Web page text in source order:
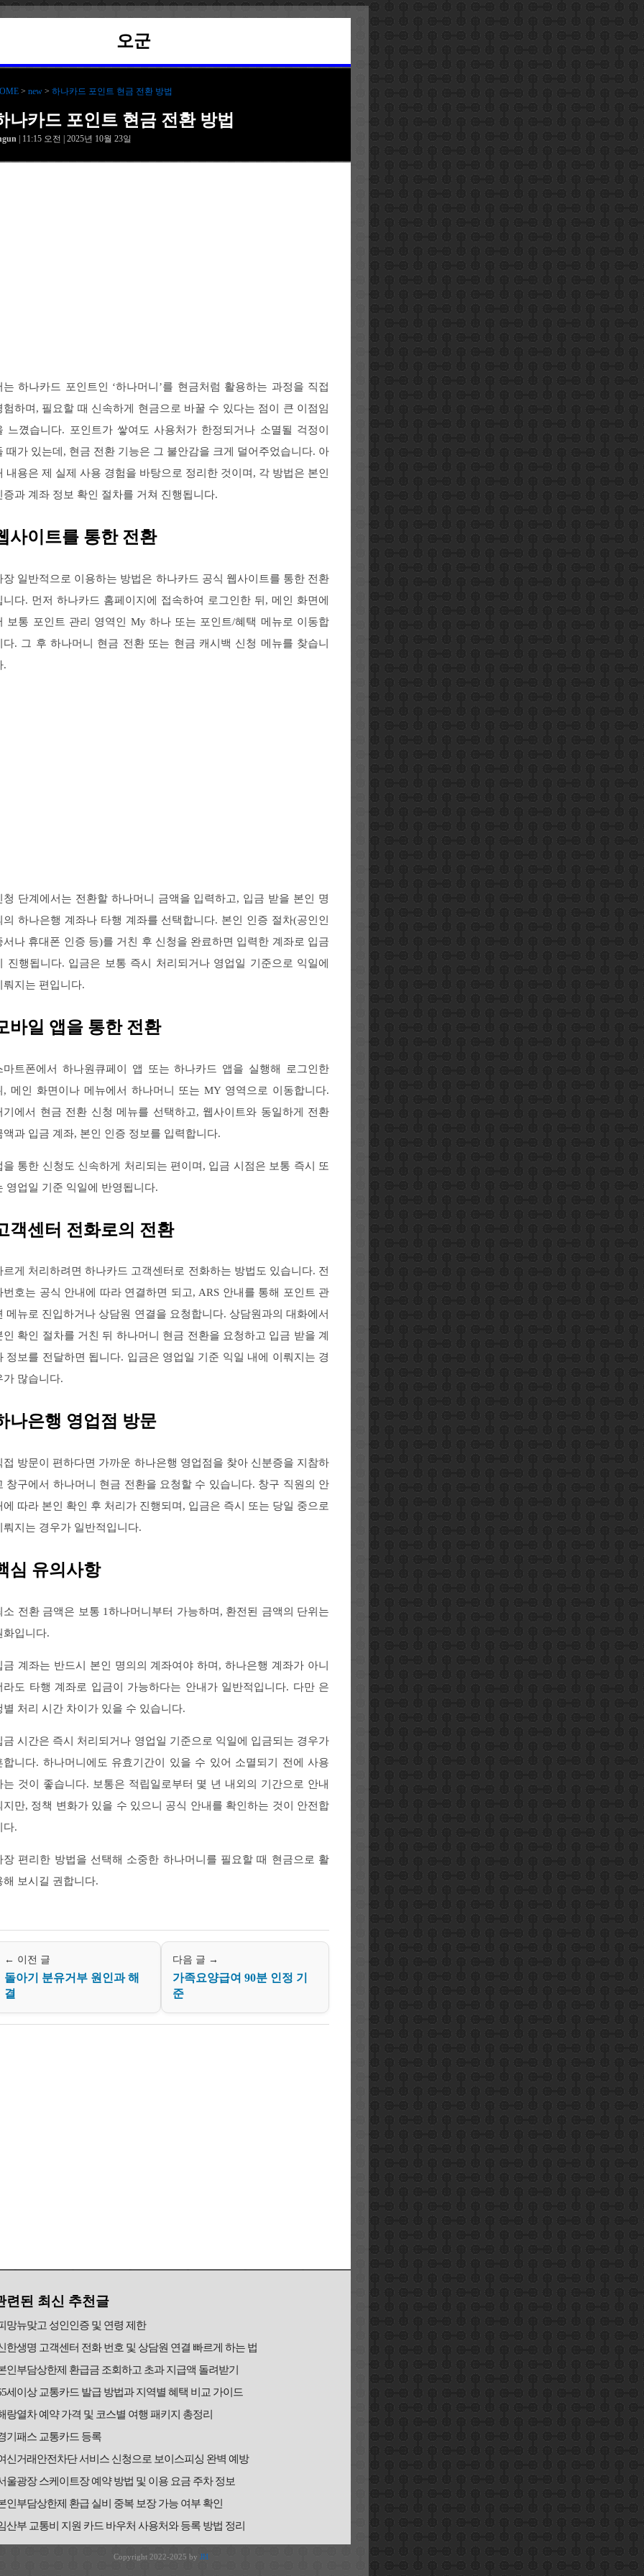
오군
> new > 하나카드 포인트 현금 전환 방법
나카드 포인트 현금 전환 방법
| 11:15 오전 | 2025년 10월 23일
는 하나카드 포인트인 ‘하나머니’를 현금처럼 활용하는 과정을 직접
험하며, 필요할 때 신속하게 현금으로 바꿀 수 있다는 점이 큰 이점임
느꼈습니다. 포인트가 쌓여도 사용처가 한정되거나 소멸될 걱정이
때가 있는데, 현금 전환 기능은 그 불안감을 크게 덜어주었습니다. 아
내용은 제 실제 사용 경험을 바탕으로 정리한 것이며, 각 방법은 본인
증과 계좌 정보 확인 절차를 거쳐 진행됩니다.
사이트를 통한 전환
장 일반적으로 이용하는 방법은 하나카드 공식 웹사이트를 통한 전환
니다. 먼저 하나카드 홈페이지에 접속하여 로그인한 뒤, 메인 화면에
보통 포인트 관리 영역인 My 하나 또는 포인트/혜택 메뉴로 이동합
다. 그 후 하나머니 현금 전환 또는 현금 캐시백 신청 메뉴를 찾습니
.
청 단계에서는 전환할 하나머니 금액을 입력하고, 입금 받을 본인 명
의 하나은행 계좌나 타행 계좌를 선택합니다. 본인 인증 절차(공인인
서나 휴대폰 인증 등)를 거친 후 신청을 완료하면 입력한 계좌로 입금
진행됩니다. 입금은 보통 즉시 처리되거나 영업일 기준으로 익일에
뤄지는 편입니다.
바일 앱을 통한 전환
마트폰에서 하나원큐페이 앱 또는 하나카드 앱을 실행해 로그인한
, 메인 화면이나 메뉴에서 하나머니 또는 MY 영역으로 이동합니다.
기에서 현금 전환 신청 메뉴를 선택하고, 웹사이트와 동일하게 전환
액과 입금 계좌, 본인 인증 정보를 입력합니다.
을 통한 신청도 신속하게 처리되는 편이며, 입금 시점은 보통 즉시 또
영업일 기준 익일에 반영됩니다.
객센터 전화로의 전환
르게 처리하려면 하나카드 고객센터로 전화하는 방법도 있습니다. 전
번호는 공식 안내에 따라 연결하면 되고, ARS 안내를 통해 포인트 관
메뉴로 진입하거나 상담원 연결을 요청합니다. 상담원과의 대화에서
인 확인 절차를 거친 뒤 하나머니 현금 전환을 요청하고 입금 받을 계
정보를 전달하면 됩니다. 입금은 영업일 기준 익일 내에 이뤄지는 경
가 많습니다.
나은행 영업점 방문
접 방문이 편하다면 가까운 하나은행 영업점을 찾아 신분증을 지참하
창구에서 하나머니 현금 전환을 요청할 수 있습니다. 창구 직원의 안
에 따라 본인 확인 후 처리가 진행되며, 입금은 즉시 또는 당일 중으로
뤄지는 경우가 일반적입니다.
심 유의사항
소 전환 금액은 보통 1하나머니부터 가능하며, 환전된 금액의 단위는
화입니다.
금 계좌는 반드시 본인 명의의 계좌여야 하며, 하나은행 계좌가 아니
라도 타행 계좌로 입금이 가능하다는 안내가 일반적입니다. 다만 은
별 처리 시간 차이가 있을 수 있습니다.
금 시간은 즉시 처리되거나 영업일 기준으로 익일에 입금되는 경우가
합니다. 하나머니에도 유효기간이 있을 수 있어 소멸되기 전에 사용
는 것이 좋습니다. 보통은 적립일로부터 몇 년 내외의 기간으로 안내
지만, 정책 변화가 있을 수 있으니 공식 안내를 확인하는 것이 안전합
다.
장 편리한 방법을 선택해 소중한 하나머니를 필요할 때 현금으로 활
해 보시길 권합니다.
← 이전 글
돌아기 분유거부 원인과 해
결
다음 글 →
가족요양급여 90분 인정 기
준
련된 최신 추천글
망뉴맞고 성인인증 및 연령 제한
한생명 고객센터 전화 번호 및 상담원 연결 빠르게 하는 법
인부담상한제 환급금 조회하고 초과 지급액 돌려받기
세이상 교통카드 발급 방법과 지역별 혜택 비교 가이드
랑열차 예약 가격 및 코스별 여행 패키지 총정리
기패스 교통카드 등록
신거래안전차단 서비스 신청으로 보이스피싱 완벽 예방
울광장 스케이트장 예약 방법 및 이용 요금 주차 정보
인부담상한제 환급 실비 중복 보장 가능 여부 확인
산부 교통비 지원 카드 바우처 사용처와 등록 방법 정리
Copyright 2022-2025 by JH